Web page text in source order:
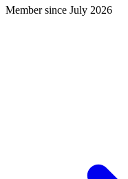
Member since July 2026